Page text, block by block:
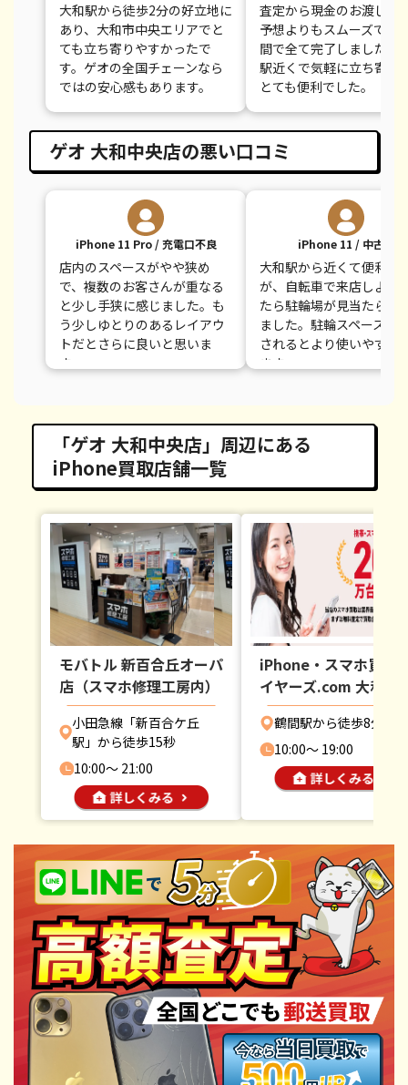
大和駅から徒歩2分の好立地に
あり、大和市中央エリアでと
ても立ち寄りやすかったで
す。ゲオの全国チェーンなら
ではの安心感もあります。
査定から現金のお渡しま
予想よりもスムーズで、
間で全て完了しました。
駅近くで気軽に立ち寄れ
とても便利でした。
ゲオ 大和中央店の悪い口コミ
iPhone 11 Pro / 充電口不良
店内のスペースがやや狭め
で、複数のお客さんが重なる
と少し手狭に感じました。も
う少しゆとりのあるレイアウ
トだとさらに良いと思いま
す。
iPhone 11 / 中古品
大和駅から近くて便利で
が、自転車で来店しよう
たら駐輪場が見当たらず
ました。駐輪スペースが
されるとより使いやすく
ます。
「ゲオ 大和中央店」周辺にある
iPhone買取店舗一覧
モバトル 新百合丘オーパ
店（スマホ修理工房内）
小田急線「新百合ケ丘
駅」から徒歩15秒
10:00〜 21:00
iPhone・スマホ買取
イヤーズ.com 大和店
鶴間駅から徒歩8分
10:00〜 19:00